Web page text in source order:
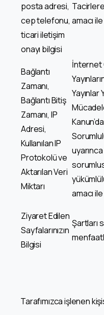
posta adresi,
cep telefonu,
ticari iletişim
onayı bilgisi
amacı ile
Bağlantı
Zamanı,
Bağlantı Bitiş
Zamanı, IP
Adresi,
Kullanılan IP
Protokolü ve
Aktarılan Veri
Miktarı
İnternet
Yayınlar
amacı ile
Ziyaret Edilen
Sayfalarınızın
Bilgisi
Şartları
Tarafımızca işlenen